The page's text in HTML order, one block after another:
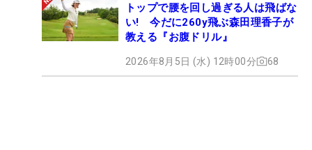
トップで腰を回し過ぎる人は飛ばな
い! 今だに260y飛ぶ森田理香子が
教える『お腹ドリル』
2026年8月5日 (水) 12時00分 68